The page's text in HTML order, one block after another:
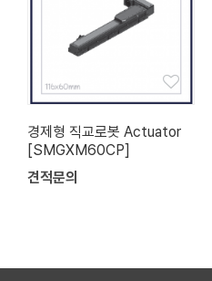
경제형 직교로봇 Actuator
[SMGXM60CP]
견적문의